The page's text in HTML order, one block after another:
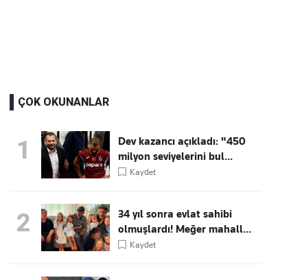
ÇOK OKUNANLAR
1
Dev kazancı açıkladı: "450
milyon seviyelerini bul...
Kaydet
2
34 yıl sonra evlat sahibi
olmuşlardı! Meğer mahall...
Kaydet